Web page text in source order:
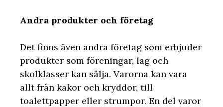
Andra produkter och företag
Det finns även andra företag som erbjuder
produkter som föreningar, lag och
skolklasser kan sälja. Varorna kan vara
allt från kakor och kryddor, till
toalettpapper eller strumpor. En del varor